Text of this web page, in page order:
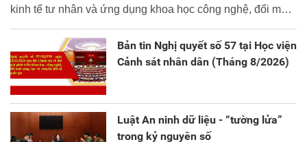
kinh tế tư nhân và ứng dụng khoa học công nghệ, đổi mới
Bản tin Nghị quyết số 57 tại Học viện
Cảnh sát nhân dân (Tháng 8/2026)
Luật An ninh dữ liệu - “tường lửa”
trong kỷ nguyên số